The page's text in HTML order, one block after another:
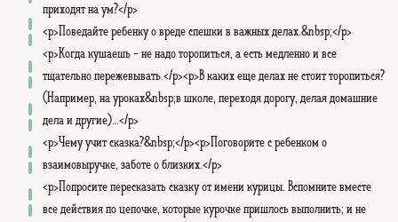
приходят на ум?</p>
<p>Поведайте ребенку о вреде спешки в важных делах.&nbsp;</p>
<p>Когда кушаешь - не надо торопиться, а есть медленно и все
тщательно пережевывать.</p><p>В каких еще делах не стоит торопиться?
(Например, на уроках&nbsp;в школе, переходя дорогу, делая домашние
дела и другие)...</p>
<p>Чему учит сказка?&nbsp;</p><p>Поговорите с ребенком о
взаимовыручке, заботе о близких.</p>
<p>Попросите пересказать сказку от имени курицы. Вспомните вместе
все действия по цепочке, которые курочке пришлось выполнить; и не